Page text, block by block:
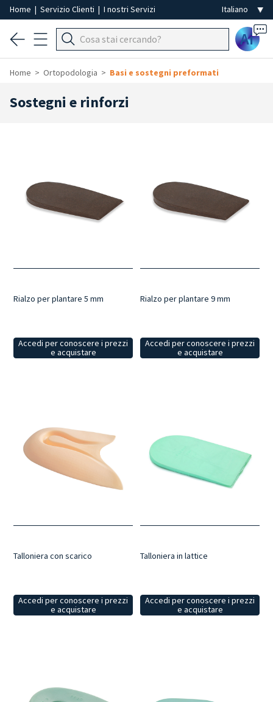
Home | Servizio Clienti | I nostri Servizi
Ai
Home Ortopodologia Basi e sostegni preformati
Sostegni e rinforzi
Rialzo per plantare 5 mm
Accedi per conoscere i prezzi
e acquistare
Rialzo per plantare 9 mm
Accedi per conoscere i prezzi
e acquistare
Talloniera con scarico
Accedi per conoscere i prezzi
e acquistare
Talloniera in lattice
Accedi per conoscere i prezzi
e acquistare